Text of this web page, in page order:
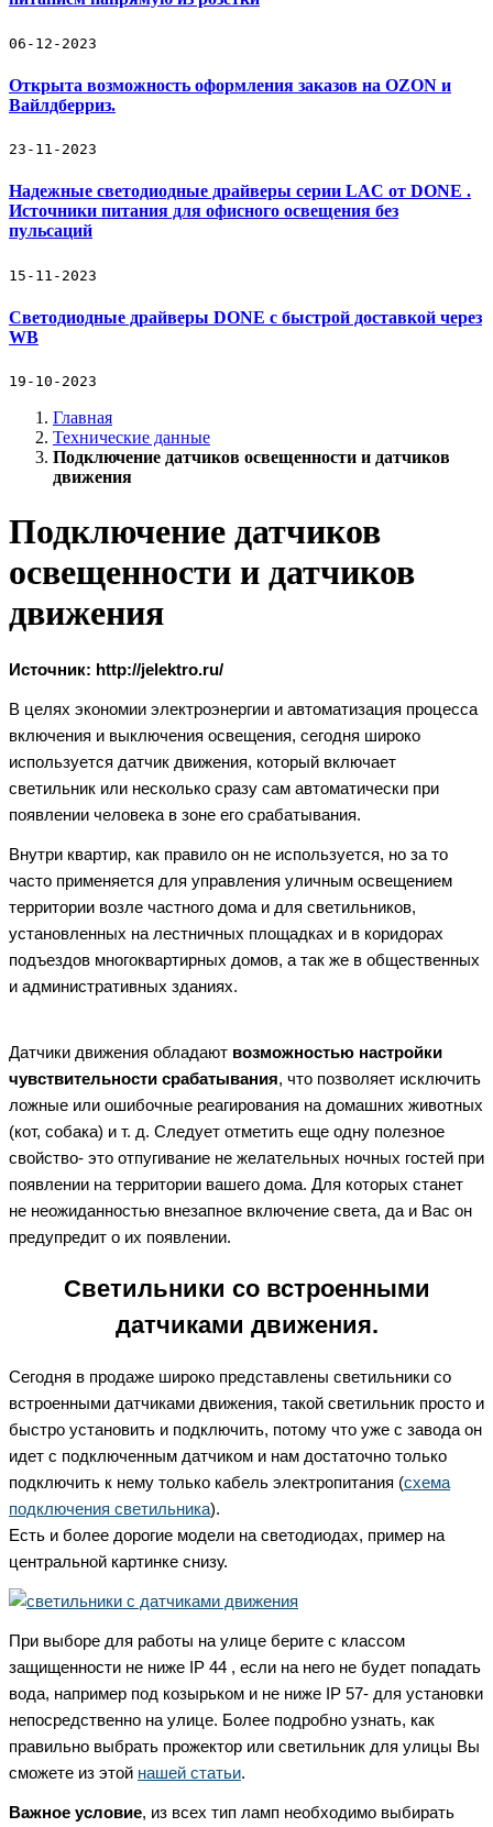
06-12-2023
Открыта возможность оформления заказов на OZON и
Вайлдберриз.
23-11-2023
Надежные светодиодные драйверы серии LAC от DONE .
Источники питания для офисного освещения без
пульсаций
15-11-2023
Светодиодные драйверы DONE с быстрой доставкой через
WB
19-10-2023
Главная
Технические данные
Подключение датчиков освещенности и датчиков
движения
Подключение датчиков
освещенности и датчиков
движения
Источник: http://jelektro.ru/
В целях экономии электроэнергии и автоматизация процесса
включения и выключения освещения, сегодня широко
используется датчик движения, который включает
светильник или несколько сразу сам автоматически при
появлении человека в зоне его срабатывания.
Внутри квартир, как правило он не используется, но за то
часто применяется для управления уличным освещением
территории возле частного дома и для светильников,
установленных на лестничных площадках и в коридорах
подъездов многоквартирных домов, а так же в общественных
и административных зданиях.
Датчики движения обладают возможностью настройки
чувствительности срабатывания, что позволяет исключить
ложные или ошибочные реагирования на домашних животных
(кот, собака) и т. д. Следует отметить еще одну полезное
свойство- это отпугивание не желательных ночных гостей при
появлении на территории вашего дома. Для которых станет
не неожиданностью внезапное включение света, да и Вас он
предупредит о их появлении.
Светильники со встроенными
датчиками движения.
Сегодня в продаже широко представлены светильники со
встроенными датчиками движения, такой светильник просто и
быстро установить и подключить, потому что уже с завода он
идет с подключенным датчиком и нам достаточно только
подключить к нему только кабель электропитания (схема
подключения светильника).
Есть и более дорогие модели на светодиодах, пример на
центральной картинке снизу.
При выборе для работы на улице берите с классом
защищенности не ниже IP 44 , если на него не будет попадать
вода, например под козырьком и не ниже IP 57- для установки
непосредственно на улице. Более подробно узнать, как
правильно выбрать прожектор или светильник для улицы Вы
сможете из этой нашей статьи.
Важное условие, из всех тип ламп необходимо выбирать